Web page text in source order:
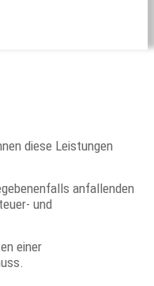
diese Leistungen
anfallenden
und
einer